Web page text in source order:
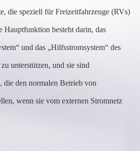
die speziell für Freizeitfahrzeuge (RVs)
Hauptfunktion besteht darin, das
und das „Hilfsstromsystem“ des
unterstützen, und sie sind
die den normalen Betrieb von
wenn sie vom externen Stromnetz